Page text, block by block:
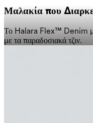
Μαλακία που
Το Halara Flex™ Denim
με τα παραδοσιακά τζιν.